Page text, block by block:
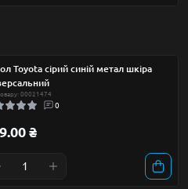
Toyota сірий синій метал шкіра
00021474
0
₴